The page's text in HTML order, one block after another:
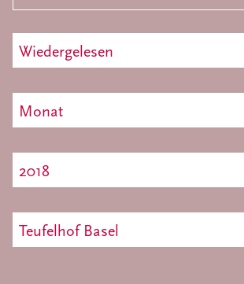
Wiedergelesen
Monat
2018
Teufelhof Basel